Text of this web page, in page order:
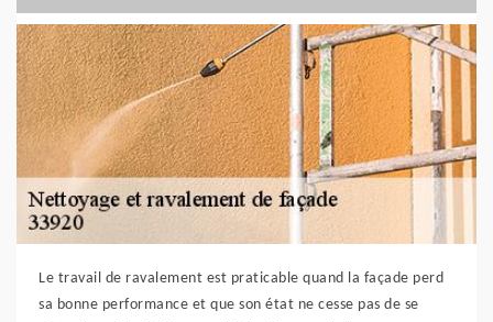
Le travail de ravalement est praticable quand la façade perd
sa bonne performance et que son état ne cesse pas de se